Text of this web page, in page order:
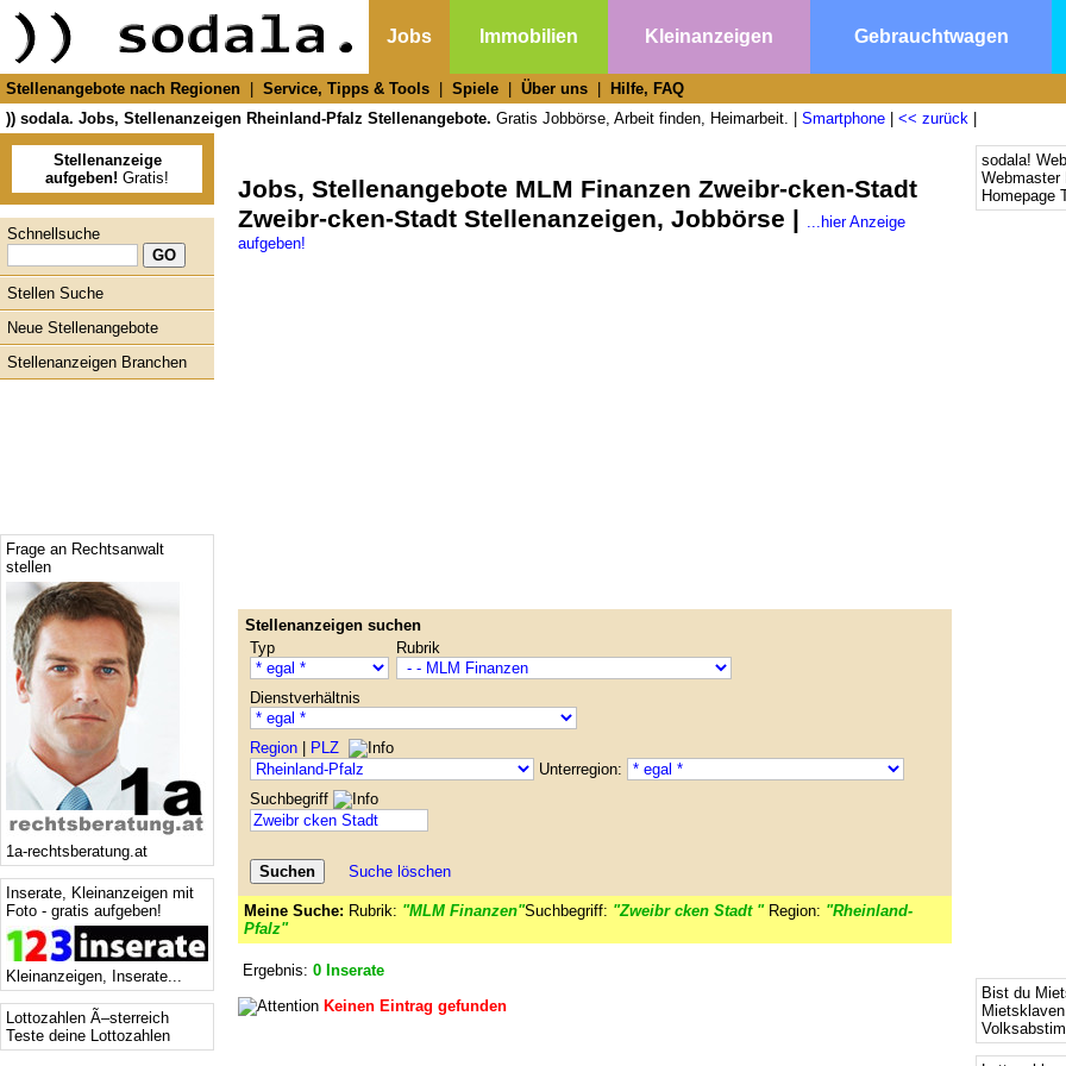
Jobs Immobilien Kleinanzeigen Gebrauchtwagen
Stellenangebote nach Regionen Service, Tipps & Tools Spiele Über uns
Hilfe, FAQ
)) sodala. Jobs, Stellenanzeigen Rheinland-Pfalz Stellenangebote. Gratis Jobbörse, Arbeit finden, Heimarbeit. | Smartphone << zurück
Stellenanzeige
aufgeben! Gratis!
Schnellsuche
Stellen Suche
Neue Stellenangebote
Stellenanzeigen Branchen
Frage an Rechtsanwalt
stellen
1a-rechtsberatung.at
Inserate, Kleinanzeigen mit
Foto - gratis aufgeben!
Kleinanzeigen, Inserate...
Lottozahlen Ã–sterreich
Teste deine Lottozahlen
Jobs, Stellenangebote MLM Finanzen Zweibr-cken-Stadt
Zweibr-cken-Stadt Stellenanzeigen, Jobbörse | ...hier Anzeige
aufgeben!
Stellenanzeigen suchen
Typ
Rubrik
Dienstverhältnis
Region
PLZ
Unterregion:
Suchbegriff
Suche löschen
Meine Suche: Rubrik: "MLM Finanzen"Suchbegriff: "Zweibr cken Stadt "Region: "Rheinland-
Pfalz"
Ergebnis: 0 Inserate
Keinen Eintrag gefunden
sodala!
Webmaster
Homepage
Bist du
Mietsklaven